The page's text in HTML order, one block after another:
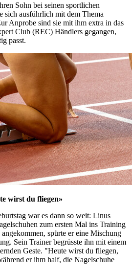
Sohn bei seinen sportlichen
sich ausführlich mit dem Thema
Anprobe sind sie mit ihm extra in das
Club (REC) Händlers gegangen,
passt.
wirst du fliegen»
war es dann so weit: Linus
zum ersten Mal ins Training
spürte er eine Mischung
Sein Trainer begrüsste ihn mit einem
Geste. "Heute wirst du fliegen,
er ihm half, die Nagelschuhe